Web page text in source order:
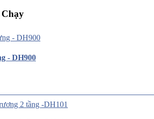
Chạy
- DH900